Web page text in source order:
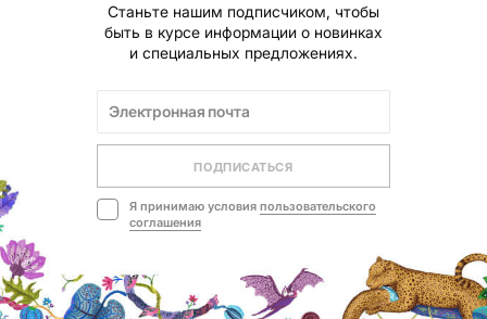
Станьте нашим подписчиком, чтобы
быть в курсе информации о новинках
и специальных предложениях.
ПОДПИСАТЬСЯ
Я принимаю условия пользовательского
соглашения